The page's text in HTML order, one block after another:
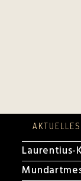
AKTUELLES
Laurentius-